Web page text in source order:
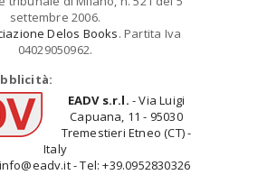
settembre 2006.
Delos Books. Partita Iva
04029050962.
EADV s.r.l. - Via Luigi
Capuana, 11 - 95030
Tremestieri Etneo (CT) -
Italy
- Tel: +39.0952830326